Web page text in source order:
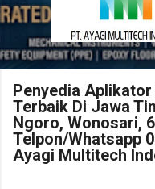
Penyedia
Terbaik Di Jawa
Ngoro, Wonosari,
Telpon/Whatsapp
Ayagi Multitech